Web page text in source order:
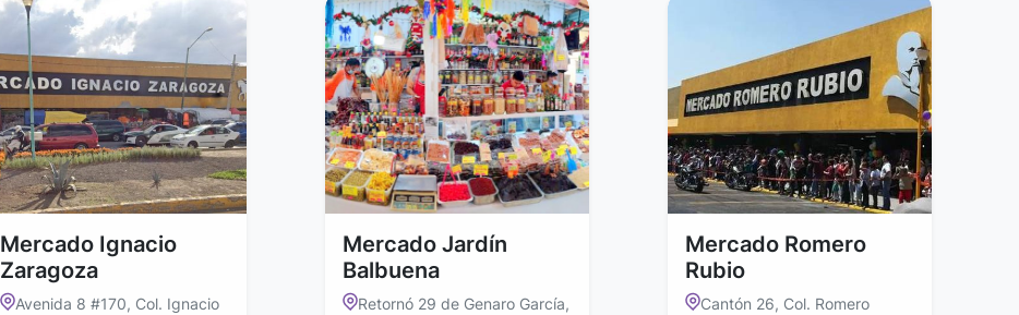
Mercado Ignacio
Zaragoza
Avenida 8 #170, Col. Ignacio
Mercado Jardín
Balbuena
Retornó 29 de Genaro García,
Mercado Romero
Rubio
Cantón 26, Col. Romero